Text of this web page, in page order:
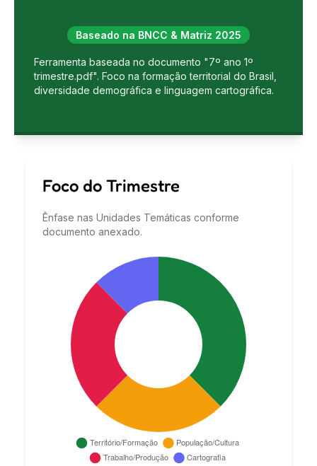
Baseado na BNCC & Matriz 2025
Ferramenta baseada no documento "7º ano 1º
trimestre.pdf". Foco na formação territorial do Brasil,
diversidade demográfica e linguagem cartográfica.
Foco do Trimestre
Ênfase nas Unidades Temáticas conforme
documento anexado.